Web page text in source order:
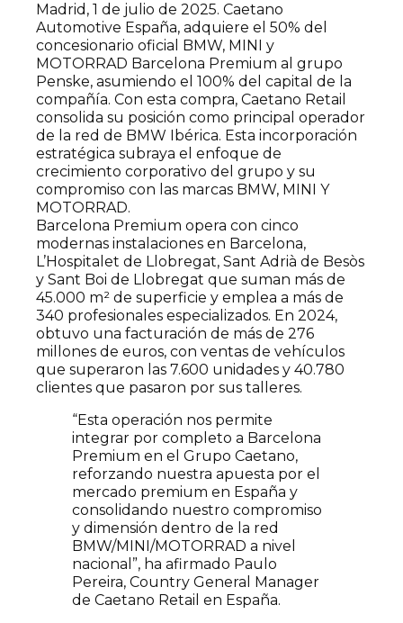
Madrid, 1 de julio de 2025. Caetano
Automotive España, adquiere el 50% del
concesionario oficial BMW, MINI y
MOTORRAD Barcelona Premium al grupo
Penske, asumiendo el 100% del capital de la
compañía. Con esta compra, Caetano Retail
consolida su posición como principal operador
de la red de BMW Ibérica. Esta incorporación
estratégica subraya el enfoque de
crecimiento corporativo del grupo y su
compromiso con las marcas BMW, MINI Y
MOTORRAD.
Barcelona Premium opera con cinco
modernas instalaciones en Barcelona,
L’Hospitalet de Llobregat, Sant Adrià de Besòs
y Sant Boi de Llobregat que suman más de
45.000 m² de superficie y emplea a más de
340 profesionales especializados. En 2024,
obtuvo una facturación de más de 276
millones de euros, con ventas de vehículos
que superaron las 7.600 unidades y 40.780
clientes que pasaron por sus talleres.
“Esta operación nos permite
integrar por completo a Barcelona
Premium en el Grupo Caetano,
reforzando nuestra apuesta por el
mercado premium en España y
consolidando nuestro compromiso
y dimensión dentro de la red
BMW/MINI/MOTORRAD a nivel
nacional”, ha afirmado Paulo
Pereira, Country General Manager
de Caetano Retail en España.